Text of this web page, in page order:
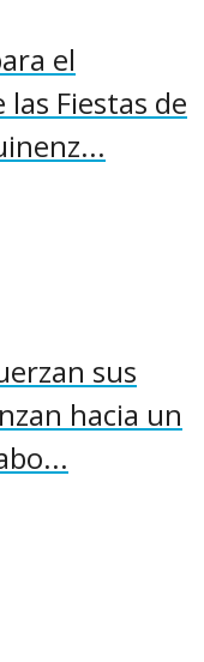
el
Fiestas de
sus
hacia un